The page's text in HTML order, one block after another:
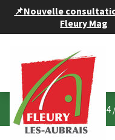
📌Nouvelle
Fleury Mag
Budget participatif 2024
Panneau de gestion des